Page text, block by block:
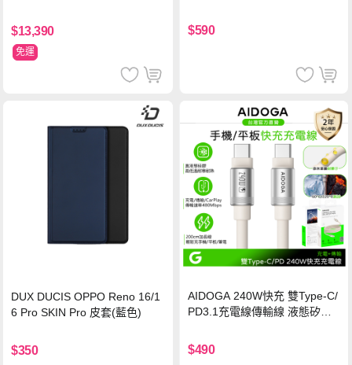
$13,390
免運
保護貼
$590
DUX DUCIS OPPO Reno 16/1
6 Pro SKIN Pro 皮套(藍色)
$350
AIDOGA 240W快充 雙Type-C/
PD3.1充電線傳輸線 液態矽膠
機/平板/筆電
$490